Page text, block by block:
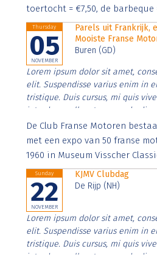
toertocht = €7,50, de barbeque
Thursday
05
NOVEMBER
Parels uit Frankrijk,
Mooiste Franse
Buren (GD)
Lorem ipsum dolor sit amet,
elit. Suspendisse varius enim in
tristique. Duis cursus, mi quis
interdum nulla, ut commodo
Aenean faucibus nibh et justo
imperdiet. Nunc ut sem vitae
De Club Franse Motoren
met een expo van 50 franse
1960 in Museum Visscher
Sunday
22
NOVEMBER
KJMV Clubdag
De Rijp (NH)
Lorem ipsum dolor sit amet,
elit. Suspendisse varius enim in
tristique. Duis cursus, mi quis
interdum nulla, ut commodo